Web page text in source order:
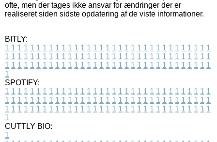
ofte, men der tages ikke ansvar for ændringer der er
realiseret siden sidste opdatering af de viste informationer.
BITLY:
1 1 1 1 1 1 1 1 1 1 1 1 1 1 1 1 1 1 1 1 1 1 1 1 1 1 1 1 1 1 1 1 1
1 1 1 1 1 1 1 1 1 1 1 1 1 1 1 1 1 1 1 1 1 1 1 1 1 1 1 1 1 1 1 1 1
1 1 1 1 1 1 1 1 1 1 1 1 1 1 1 1 1 1 1 1 1 1 1 1 1 1 1 1 1 1 1 1 1
1
SPOTIFY:
1 1 1 1 1 1 1 1 1 1 1 1 1 1 1 1 1 1 1 1 1 1 1 1 1 1 1 1 1 1 1 1 1
1 1 1 1 1 1 1 1 1 1 1 1 1 1 1 1 1 1 1 1 1 1 1 1 1 1 1 1 1 1 1 1 1
1 1 1 1 1 1 1 1 1 1 1 1 1 1 1 1 1 1 1 1 1 1 1 1 1 1 1 1 1 1 1 1 1
1
CUTTLY BIO:
1